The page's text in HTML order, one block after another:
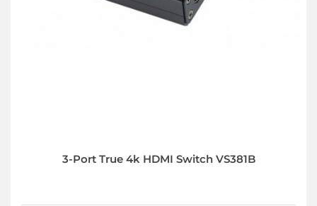
3-Port True 4k HDMI Switch VS381B